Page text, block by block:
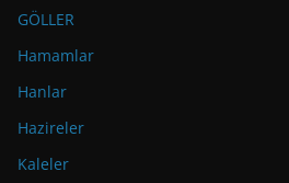
GÖLLER
Hamamlar
Hanlar
Hazireler
Kaleler